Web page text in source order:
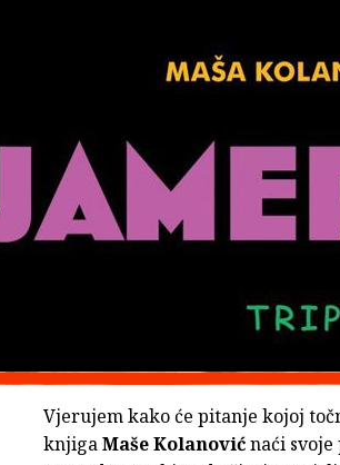
Vjerujem kako će pitanje kojoj
knjigaMaše Kolanovićnaći